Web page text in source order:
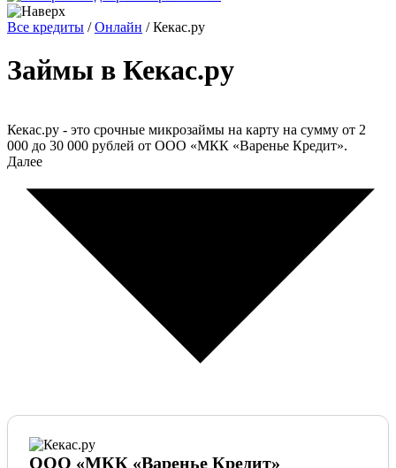
Все кредиты /Онлайн /Кекас.ру
Займы в Кекас.ру
Кекас.ру - это срочные микрозаймы на карту на сумму от 2
000 до 30 000 рублей от ООО «МКК «Варенье Кредит».
Далее
ООО «МКК «Варенье Кредит»